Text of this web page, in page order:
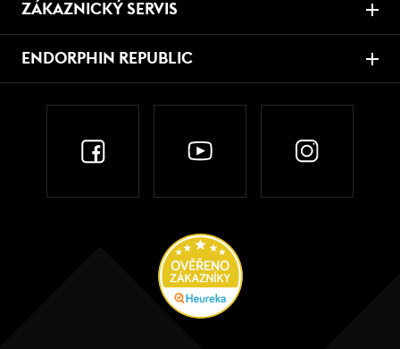
ZÁKAZNICKÝ SERVIS
ENDORPHIN REPUBLIC